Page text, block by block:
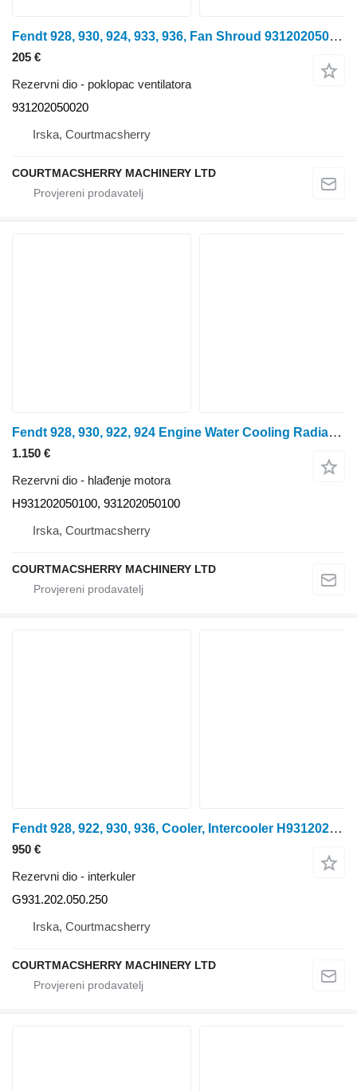
Fendt 928, 930, 924, 933, 936, Fan Shroud 931202050020 poklopac ventilatora za 928 traktora na kotačima
205 €
Rezervni dio - poklopac ventilatora
931202050020
Irska, Courtmacsherry
COURTMACSHERRY MACHINERY LTD
Fendt 928, 930, 922, 924 Engine Water Cooling Radiator H931202050100 hlađenje motora za 928 traktora na kotačima
1.150 €
Rezervni dio - hlađenje motora
H931202050100, 931202050100
Irska, Courtmacsherry
COURTMACSHERRY MACHINERY LTD
Fendt 928, 922, 930, 936, Cooler, Intercooler H931202190100, 931202190 G931.202.050.250 interkuler za traktora na kotačima
950 €
Rezervni dio - interkuler
G931.202.050.250
Irska, Courtmacsherry
COURTMACSHERRY MACHINERY LTD